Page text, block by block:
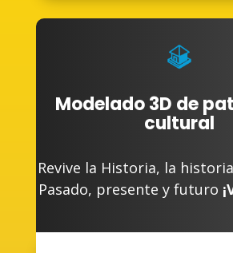
Modelado 3D de
cultural
Revive la Historia, la
Pasado, presente y futuro